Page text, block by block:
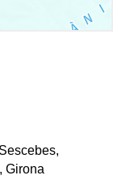
Girona